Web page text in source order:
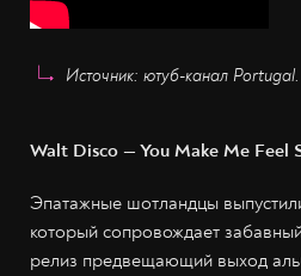
Источник: ютуб-канал
Walt Disco — You Make Me Feel
Эпатажные шотландцы
который сопровождает
релиз предвещающий выход